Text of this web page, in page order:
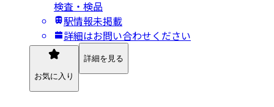
検査・検品
駅情報未掲載
詳細はお問い合わせください
お気に入り
詳細を見る